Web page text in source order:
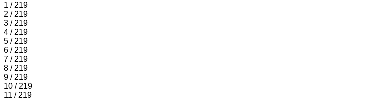
1 / 219
2 / 219
3 / 219
4 / 219
5 / 219
6 / 219
7 / 219
8 / 219
9 / 219
10 / 219
11 / 219